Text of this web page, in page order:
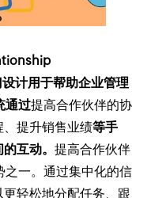
计用于帮助企业管理
通过提高合作伙伴的协
提升销售业绩等手
的互动。提高合作伙伴
之一。通过集中化的信
轻松地分配任务、跟